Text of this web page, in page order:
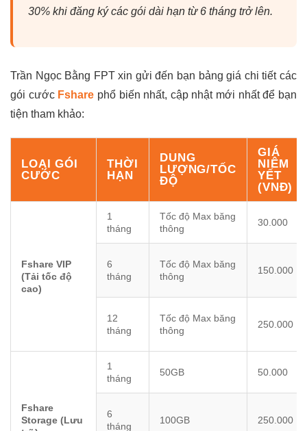
30% khi đăng ký các gói dài hạn từ 6 tháng trở lên.
Trần Ngọc Bằng FPT xin gửi đến bạn bảng giá chi tiết các
gói cước Fshare phổ biến nhất, cập nhật mới nhất để bạn
tiện tham khảo:
LOẠI GÓI
CƯỚC
THỜI
HẠN
DUNG
LƯỢNG/TỐC
ĐỘ
GIÁ
NIÊM
YẾT
(VNĐ)
Fshare VIP
(Tải tốc độ
cao)
1
tháng
Tốc độ Max băng
thông
30.000
6
tháng
Tốc độ Max băng
thông
150.000
12
tháng
Tốc độ Max băng
thông
250.000
Fshare
Storage (Lưu
1
tháng
50GB 50.000
6
tháng
100GB 250.000